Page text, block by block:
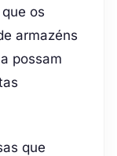
os
armazéns
possam
que